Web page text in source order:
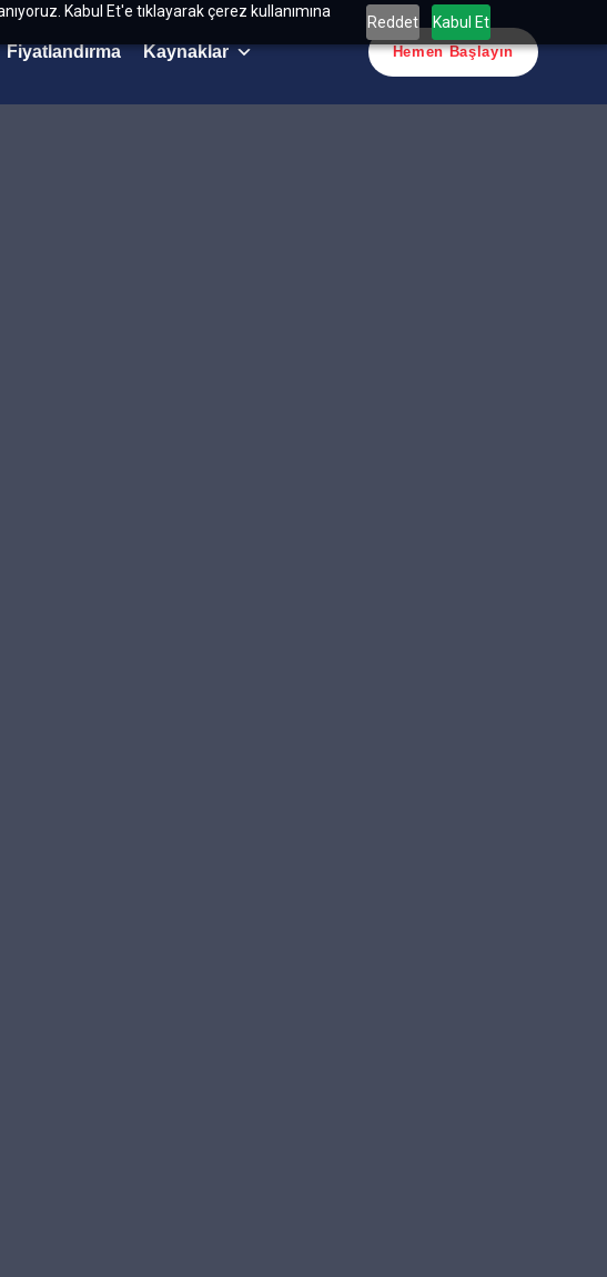
Kabul Et'e tıklayarak çerez kullanımına
Reddet Kabul Et
Fiyatlandırma Kaynaklar Hemen Başlayın